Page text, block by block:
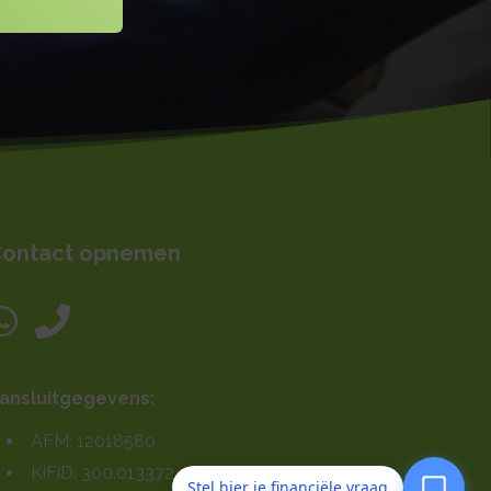
opnemen
AFM: 12018580
KiFiD: 300.013372